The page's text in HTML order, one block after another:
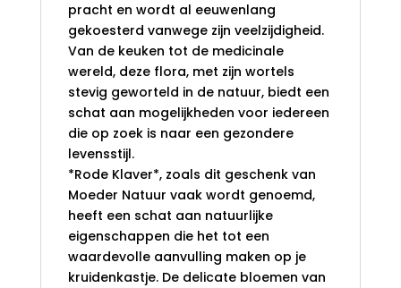
pracht en wordt al eeuwenlang
gekoesterd vanwege zijn veelzijdigheid.
Van de keuken tot de medicinale
wereld, deze flora, met zijn wortels
stevig geworteld in de natuur, biedt een
schat aan mogelijkheden voor iedereen
die op zoek is naar een gezondere
levensstijl.
*Rode Klaver*, zoals dit geschenk van
Moeder Natuur vaak wordt genoemd,
heeft een schat aan natuurlijke
eigenschappen die het tot een
waardevolle aanvulling maken op je
kruidenkastje. De delicate bloemen van